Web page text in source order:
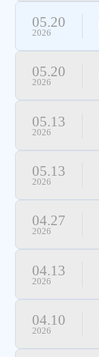
05.20
2026
05.20
2026
05.13
2026
05.13
2026
04.27
2026
04.13
2026
04.10
2026